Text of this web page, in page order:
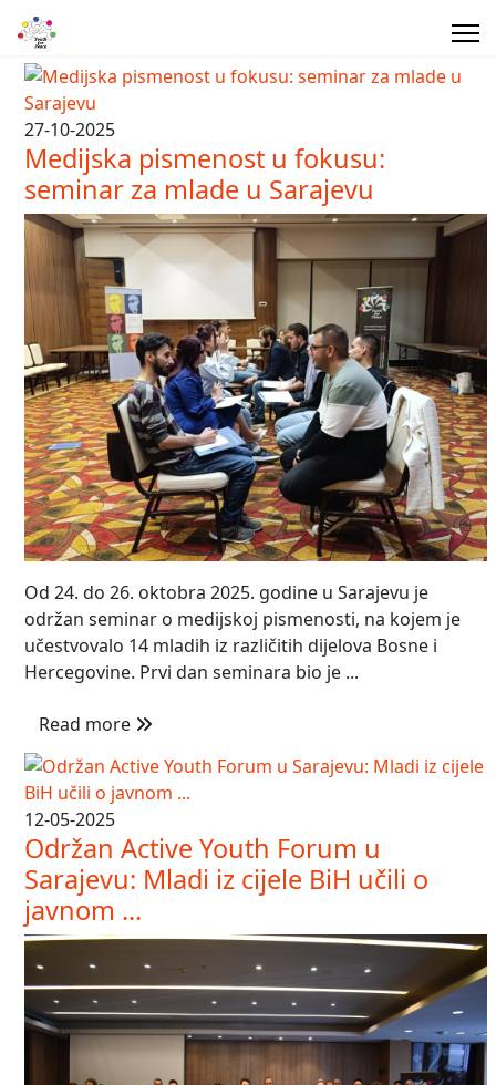
27-10-2025
Medijska pismenost u fokusu:
seminar za mlade u Sarajevu
Od 24. do 26. oktobra 2025. godine u Sarajevu je
održan seminar o medijskoj pismenosti, na kojem je
učestvovalo 14 mladih iz različitih dijelova Bosne i
Hercegovine. Prvi dan seminara bio je ...
Read more
12-05-2025
Održan Active Youth Forum u
Sarajevu: Mladi iz cijele BiH učili o
javnom ...